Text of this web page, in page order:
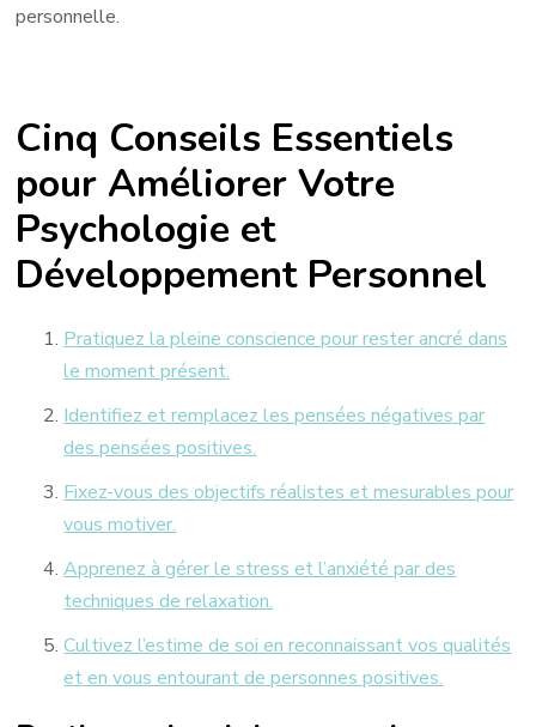
personnelle.
Cinq Conseils Essentiels
pour Améliorer Votre
Psychologie et
Développement Personnel
Pratiquez la pleine conscience pour rester ancré dans
le moment présent.
Identifiez et remplacez les pensées négatives par
des pensées positives.
Fixez-vous des objectifs réalistes et mesurables pour
vous motiver.
Apprenez à gérer le stress et l’anxiété par des
techniques de relaxation.
Cultivez l’estime de soi en reconnaissant vos qualités
et en vous entourant de personnes positives.